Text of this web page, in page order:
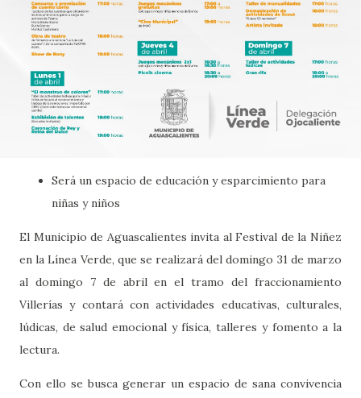
Será un espacio de educación y esparcimiento para
niñas y niños
El Municipio de Aguascalientes invita al Festival de la Niñez
en la Línea Verde, que se realizará del domingo 31 de marzo
al domingo 7 de abril en el tramo del fraccionamiento
Villerías y contará con actividades educativas, culturales,
lúdicas, de salud emocional y física, talleres y fomento a la
lectura.
Con ello se busca generar un espacio de sana convivencia